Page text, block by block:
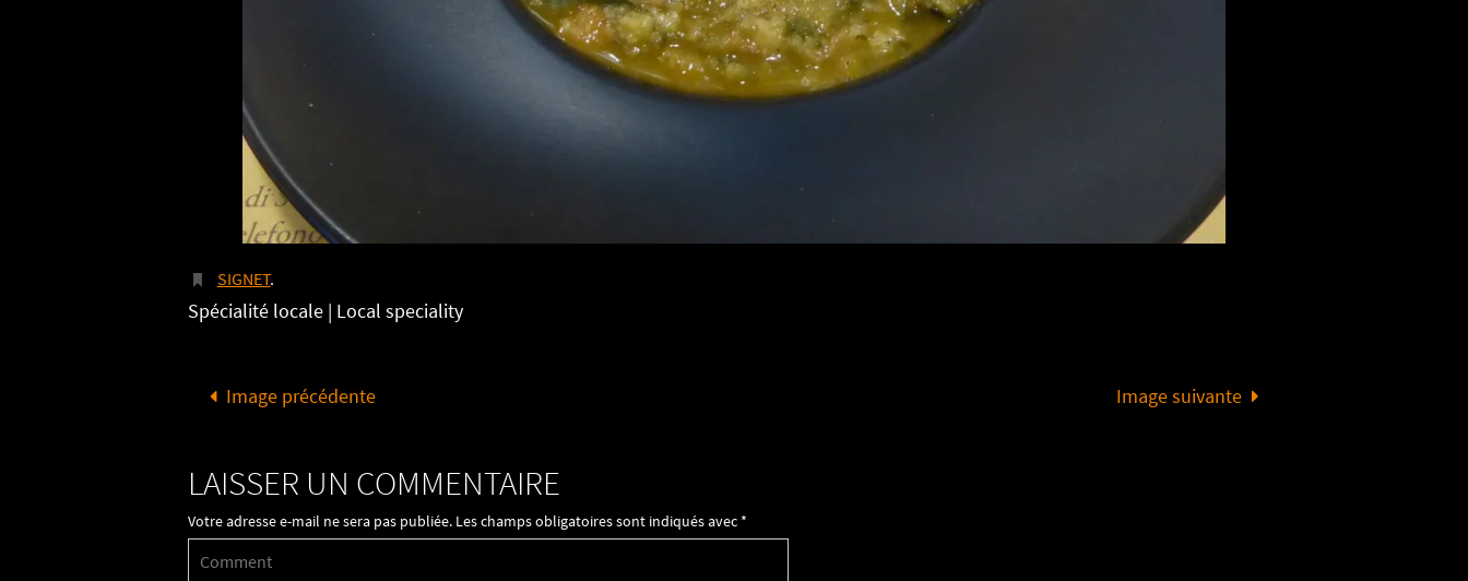
SIGNET.
Spécialité locale | Local speciality
Image précédente Image suivante
LAISSER UN COMMENTAIRE
Votre adresse e-mail ne sera pas publiée. Les champs obligatoires sont indiqués avec *